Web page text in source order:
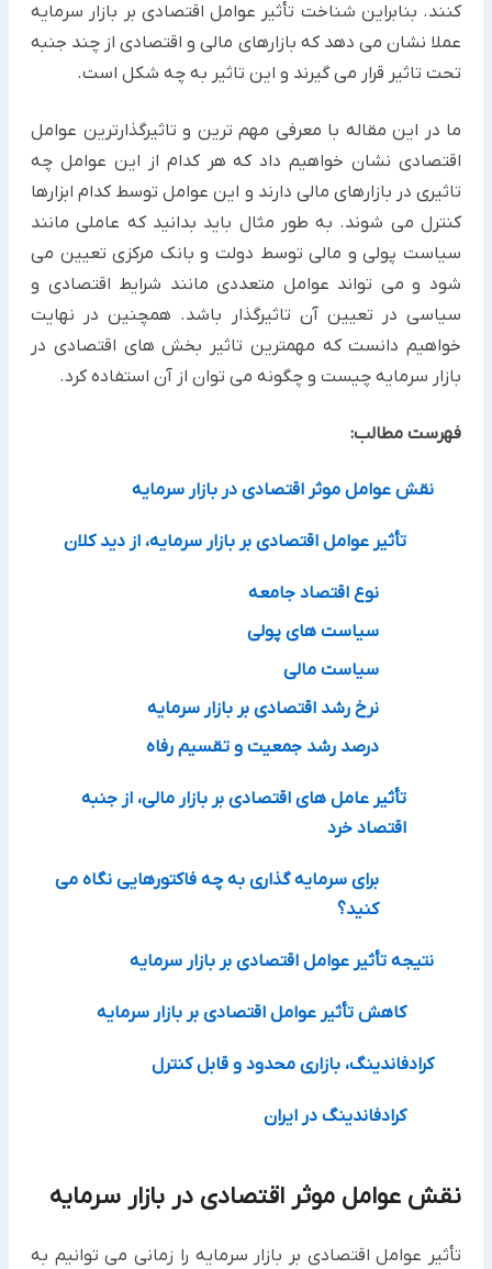
کنند. بنابراین شناخت تأثیر عوامل اقتصادی بر بازار سرمایه
عملا نشان می دهد که بازارهای مالی و اقتصادی از چند جنبه
تحت تاثیر قرار می گیرند و این تاثیر به چه شکل است.
ما در این مقاله با معرفی مهم ترین و تاثیرگذارترین عوامل
اقتصادی نشان خواهیم داد که هر کدام از این عوامل چه
تاثیری در بازارهای مالی دارند و این عوامل توسط کدام ابزارها
کنترل می شوند. به طور مثال باید بدانید که عاملی مانند
سیاست پولی و مالی توسط دولت و بانک مرکزی تعیین می
شود و می تواند عوامل متعددی مانند شرایط اقتصادی و
سیاسی در تعیین آن تاثیرگذار باشد. همچنین در نهایت
خواهیم دانست که مهمترین تاثیر بخش های اقتصادی در
بازار سرمایه چیست و چگونه می توان از آن استفاده کرد.
فهرست مطالب:
نقش عوامل موثر اقتصادی در بازار سرمایه
تأثیر عوامل اقتصادی بر بازار سرمایه، از دید کلان
نوع اقتصاد جامعه
سیاست های پولی
سیاست مالی
نرخ رشد اقتصادی بر بازار سرمایه
درصد رشد جمعیت و تقسیم رفاه
تأثیر عامل های اقتصادی بر بازار مالی، از جنبه
اقتصاد خرد
برای سرمایه گذاری به چه فاکتورهایی نگاه می
کنید؟
نتیجه تأثیر عوامل اقتصادی بر بازار سرمایه
کاهش تأثیر عوامل اقتصادی بر بازار سرمایه
کرادفاندینگ، بازاری محدود و قابل کنترل
کرادفاندینگ در ایران
نقش عوامل موثر اقتصادی در بازار سرمایه
تأثیر عوامل اقتصادی بر بازار سرمایه را زمانی می توانیم به